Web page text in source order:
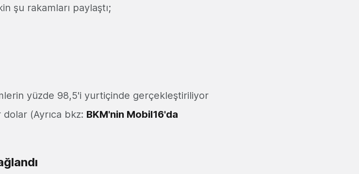
şu rakamları paylaştı;
yüzde 98,5'i yurtiçinde gerçekleştiriliyor
(Ayrıca bkz: BKM'nin Mobil16'da